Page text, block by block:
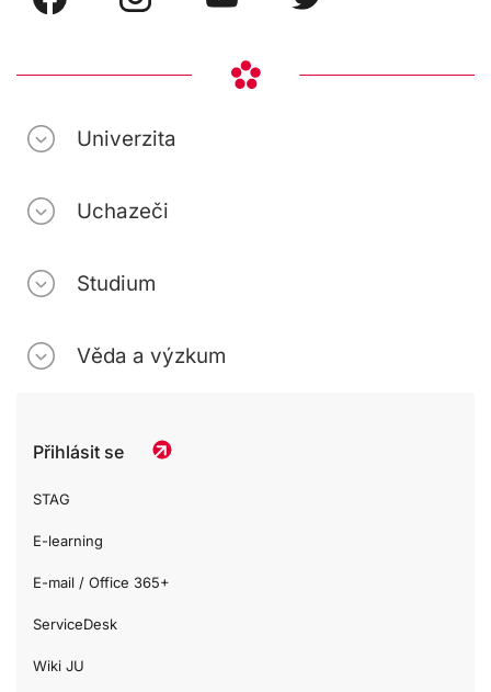
Univerzita
Uchazeči
Studium
Věda a výzkum
Přihlásit se
STAG
E-learning
E-mail / Office 365+
ServiceDesk
Wiki JU